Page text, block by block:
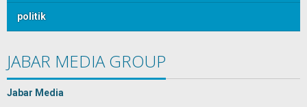
politik
JABAR MEDIA GROUP
Jabar Media